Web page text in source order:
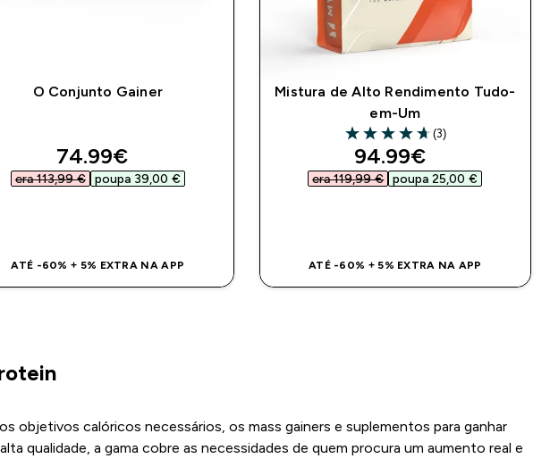
O Conjunto Gainer
discounted price
74.99€‎
era 113,99 €‎ poupa 39,00 €‎
ATÉ -60% + 5% EXTRA NA APP
Mistura de Alto Rendimento Tudo-
em-Um
4.67 out of 5 stars
(3)
discounted price
94.99€‎
era 119,99 €‎ poupa 25,00 €‎
ATÉ -60% + 5% EXTRA NA APP
objetivos calóricos necessários, os mass gainers e suplementos para ganhar
qualidade, a gama cobre as necessidades de quem procura um aumento real e